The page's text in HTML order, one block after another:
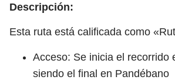
Descripción:
Esta ruta está calificada como
Acceso: Se inicia el recorrido
siendo el final en Pandébano